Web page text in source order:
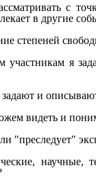
с
в другие
степеней
я
и
видеть и
"преследует"
научные,